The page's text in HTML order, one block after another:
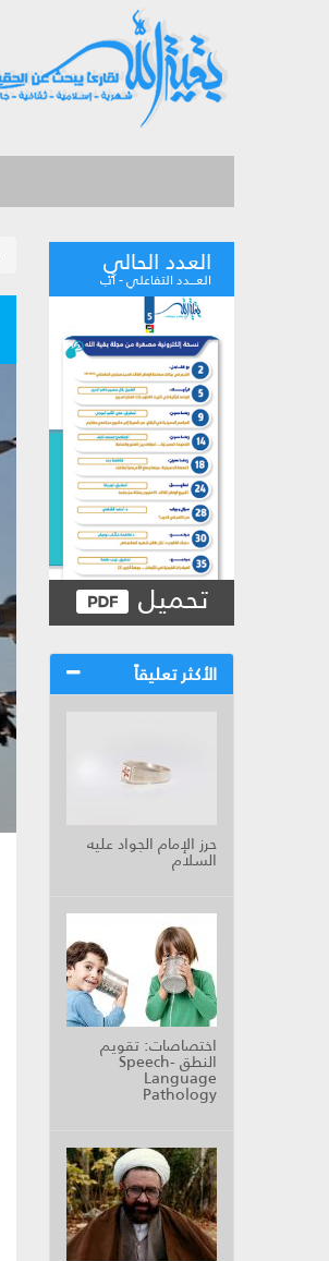
العدد الحالي
العـــدد التفاعلي - آب
تحميل
الأكثر تعليقاً
حرز الإمام الجواد عليه
السلام
اختصاصات: تقويم
النطق Speech-
Language
Pathology